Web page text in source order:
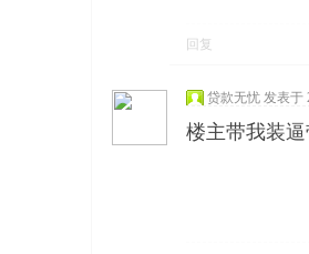
回复
贷款无忧 发表于
楼主带我装